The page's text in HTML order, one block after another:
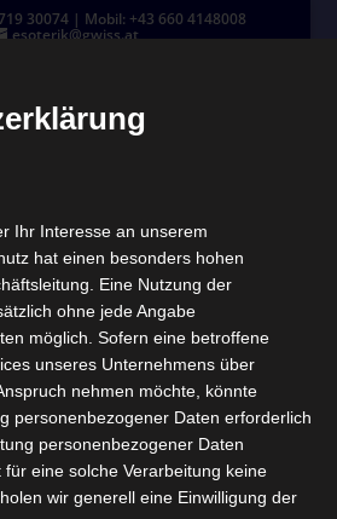
30074 | Mobil: +43 660 4148008
esoterik@gwiss.at
Shui & Esoterik
Ihr Interesse an unserem
hat einen besonders hohen
Eine Nutzung der
ohne jede Angabe
möglich. Sofern eine betroffene
unseres Unternehmens über
nehmen möchte, könnte
personenbezogener Daten erforderlich
personenbezogener Daten
eine solche Verarbeitung keine
wir generell eine Einwilligung der